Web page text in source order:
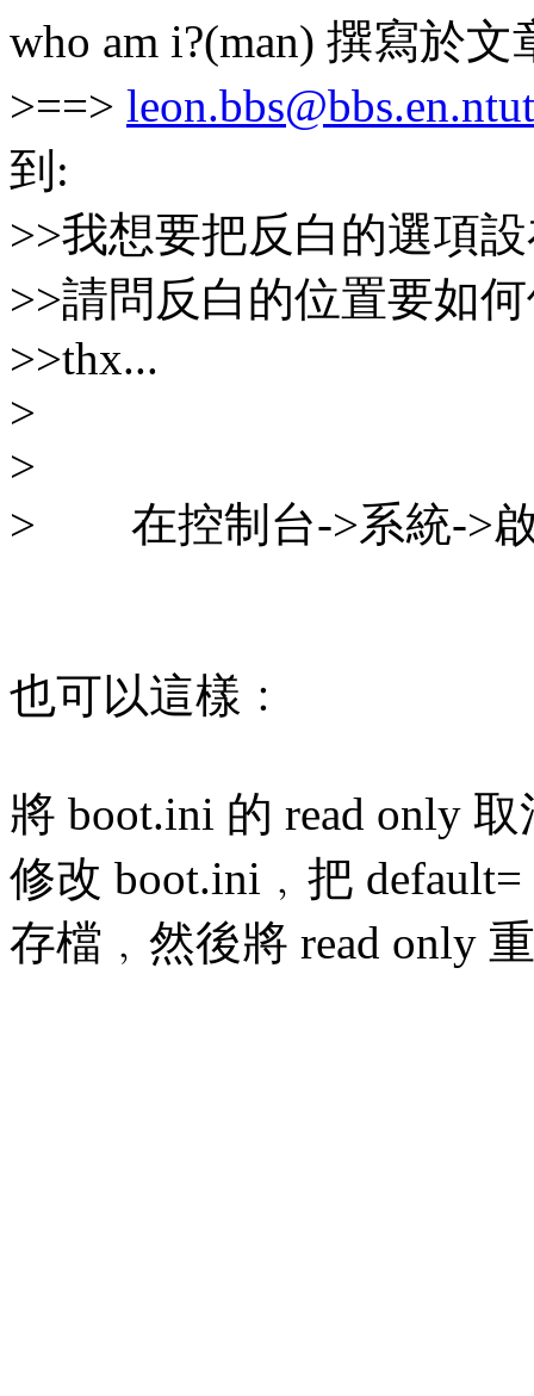
who am i?(man) 撰寫於文
>==>
到:
>>我想要把反白的選項
>>請問反白的位置要如
>>thx...
>
>
> 在控制台->系統->啟
也可以這樣﹕
將 boot.ini 的 read only 取
修改 boot.ini﹐把
存檔﹐然後將 read only